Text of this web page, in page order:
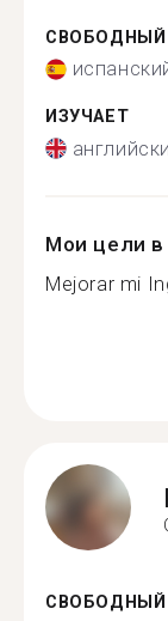
СВОБОДНЫЙ
ИЗУЧАЕТ
Мои цели в
Mejorar mi
СВОБОДНЫЙ